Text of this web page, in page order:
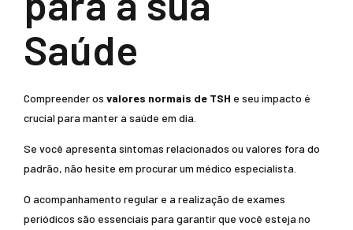
Saúde
Compreender os valores normais de TSH e seu impacto é
crucial para manter a saúde em dia.
Se você apresenta sintomas relacionados ou valores fora do
padrão, não hesite em procurar um médico especialista.
O acompanhamento regular e a realização de exames
periódicos são essenciais para garantir que você esteja no